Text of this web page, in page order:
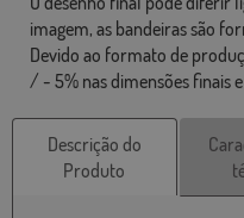
imagem, as bandeiras são
Devido ao formato de
/ - 5% nas dimensões finais
Descrição do
Produto